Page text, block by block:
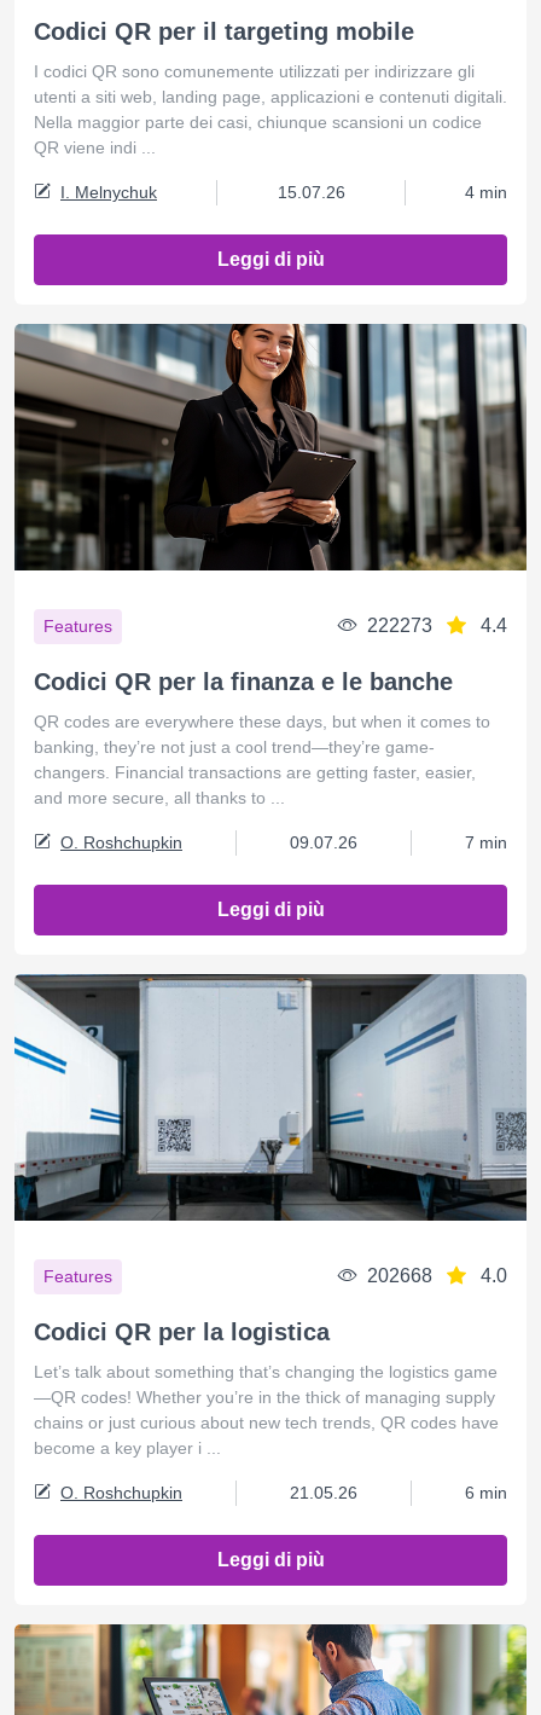
Codici QR per il targeting mobile
I codici QR sono comunemente utilizzati per indirizzare gli
utenti a siti web, landing page, applicazioni e contenuti digitali.
Nella maggior parte dei casi, chiunque scansioni un codice
QR viene indi ...
I. Melnychuk 15.07.26 4 min
Leggi di più
Features 222273 4.4
Codici QR per la finanza e le banche
QR codes are everywhere these days, but when it comes to
banking, they’re not just a cool trend—they’re game-
changers. Financial transactions are getting faster, easier,
and more secure, all thanks to ...
O. Roshchupkin 09.07.26 7 min
Leggi di più
Features 202668 4.0
Codici QR per la logistica
Let’s talk about something that’s changing the logistics game
—QR codes! Whether you’re in the thick of managing supply
chains or just curious about new tech trends, QR codes have
become a key player i ...
O. Roshchupkin 21.05.26 6 min
Leggi di più